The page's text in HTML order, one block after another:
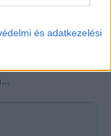
és adatkezelési
bárka a La